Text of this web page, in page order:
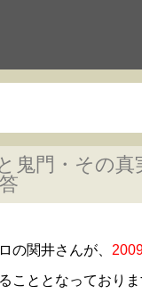
鬼門・その真
の関井さんが、
こととなっており